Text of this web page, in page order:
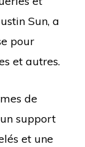
Sun, a
pour
et autres.
de
support
et une